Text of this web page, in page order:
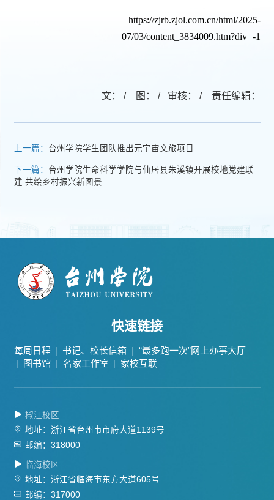
https://zjrb.zjol.com.cn/html/2025-
07/03/content_3834009.htm?div=-1
文： / 图： / 审核： / 责任编辑：
上一篇： 台州学院学生团队推出元宇宙文旅项目
下一篇： 台州学院生命科学学院与仙居县朱溪镇开展校地党建联
建 共绘乡村振兴新图景
快速链接
每周日程 书记、校长信箱
“最多跑一次”网上办事大厅
图书馆
名家工作室 家校互联
椒江校区
地址：浙江省台州市市府大道1139号
邮编：318000
临海校区
地址：浙江省临海市东方大道605号
邮编：317000